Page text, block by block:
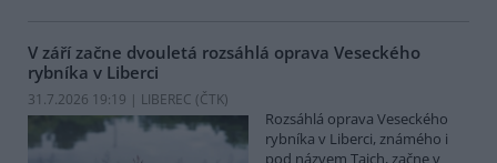
V září začne dvouletá rozsáhlá oprava Veseckého
rybníka v Liberci
31.7.2026 19:19 | LIBEREC (ČTK)
Rozsáhlá oprava Veseckého
rybníka v Liberci, známého i
pod názvem Tajch, začne v